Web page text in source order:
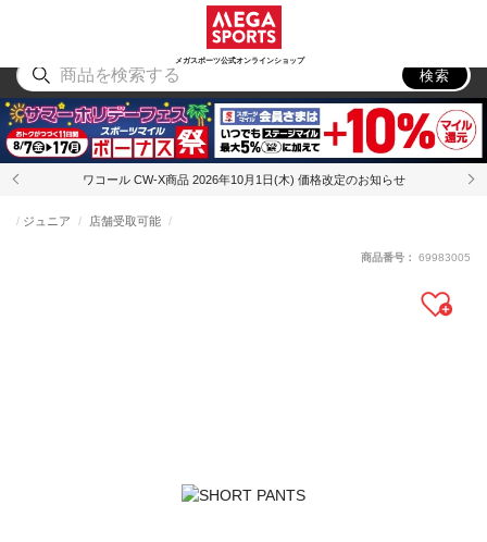
メガスポーツ公式オンラインショップ
アウトドア
検索
ワコール CW-X商品 2026年10月1日(木) 価格改定のお知らせ
ジュニア 店舗受取可能
商品番号： 69983005